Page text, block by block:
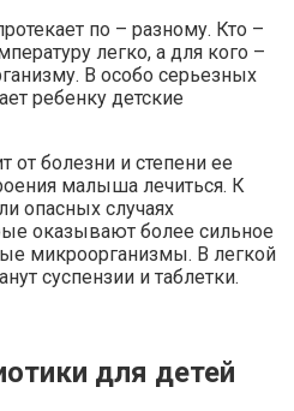
по – разному. Кто –
легко, а для кого –
В особо серьезных
ребенку детские
от болезни и степени ее
малыша лечиться. К
опасных случаях
оказывают более сильное
микроорганизмы. В легкой
суспензии и таблетки.
для детей